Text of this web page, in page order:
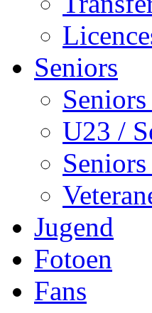
Seniors
U23 /
Jugend
Fotoen
Fans